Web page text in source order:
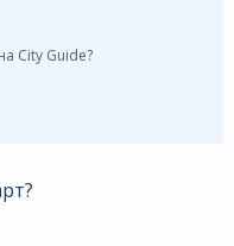
City Guide?